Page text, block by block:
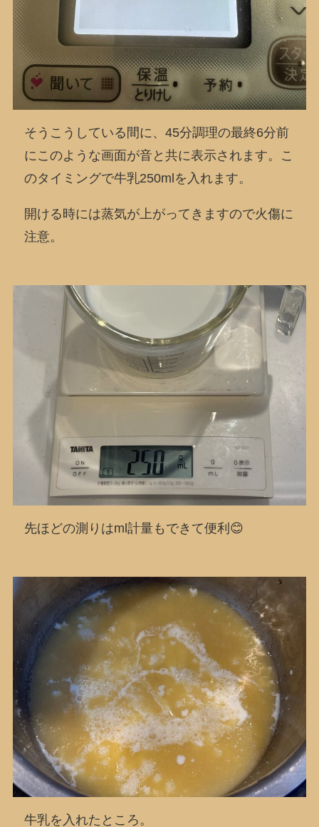
そうこうしている間に、45分調理の最終6分前
にこのような画面が音と共に表示されます。こ
のタイミングで牛乳250mlを入れます。
開ける時には蒸気が上がってきますので火傷に
注意。
先ほどの測りはml計量もできて便利😊
牛乳を入れたところ。